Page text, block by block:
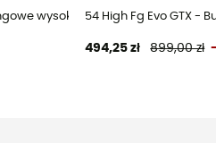
wysokie meskie54 High Fg Evo GTX -
494,25 zł 899,00 zł